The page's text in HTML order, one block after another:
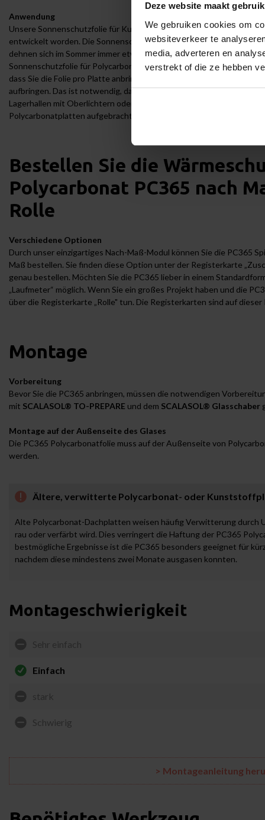
Deze website maakt
We gebruiken cookies om
websiteverkeer te
media, adverteren en
verstrekt of die ze hebben
Anwendung
Unsere Sonnenschutzfolie für Kunststofffenster ist speziell für
entwickelt worden. Die Sonnenschutzfolie für Kunststoff ist
dehnen sich im Sommer immer etwas aus und schrumpfen im
Sonnenschutzfolie für Polycarbonat ist flexibel, sie dehnt sich mit
dass Sie die Folie pro Platte anbringen und die Sonnenschutzfolie
aufbringen. Das ist notwendig, da sich die Platten unterschiedlich
Lagerhallen mit Oberlichtern oder Gewächshäuser mit einem
Polycarbonatplatten aufgebracht werden, auch wenn die Platten
Bestellen Sie die
Polycarbonat PC365 nach
Rolle
Verschiedene Optionen
Durch unser einzigartiges Nach-Maß-Modul können Sie die PC365
Maß bestellen. Sie finden diese Option unter der Registerkarte
genau bestellen. Möchten Sie die PC365 lieber in einem
„Laufmeter“ möglich. Wenn Sie ein großes Projekt haben und die
über die Registerkarte „Rolle" tun. Die Registerkarten sind auf
Montage
Vorbereitung
Bevor Sie die PC365 anbringen, müssen die notwendigen
mit SCALASOL® TO-PREPARE und dem SCALASOL® Glasschaber
Montage auf der Außenseite des Glases
Die PC365 Polycarbonatfolie muss auf der Außenseite von
werden.
Ältere, verwitterte Polycarbonat- oder
Alte Polycarbonat-Dachplatten weisen häufig Verwitterung durch
rau oder verfärbt wird. Dies verringert die Haftung der PC365
bestmögliche Ergebnisse ist die PC365 besonders geeignet für
nachdem diese mindestens zwei Monate ausgasen konnten.
Montageschwierigkeit
Sehr einfach
Einfach
stark
Schwierig
> Montageanleitung